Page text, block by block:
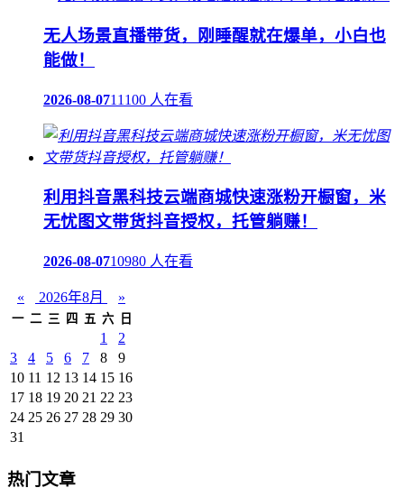
无人场景直播带货，刚睡醒就在爆单，小白也
能做！
2026-08-0711100 人在看
利用抖音黑科技云端商城快速涨粉开橱窗，米
无忧图文带货抖音授权，托管躺赚！
2026-08-0710980 人在看
« 2026年8月 »
一 二 三 四 五 六 日
1
2
3
4 5 6 7 8
9
10 11 12 13 14 15 16
17 18 19 20 21 22 23
24 25 26 27 28 29 30
31
热门文章